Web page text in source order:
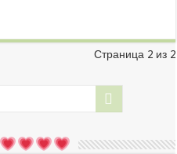
Страница 2 из 2